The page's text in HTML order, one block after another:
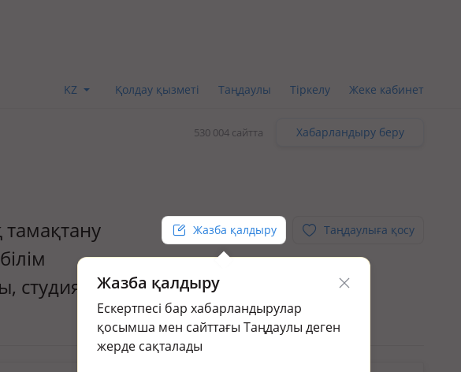
KZ Қолдау қызметі Таңдаулы Тіркелу Жеке кабинет
530 004 сайтта Хабарландыру беру
студиялар ·
Жазба қалдыру
Жазба қалдыру
Ескертпесі бар хабарландырулар
қосымша мен сайттағы Таңдаулы деген
жерде сақталады
Таңдаулыға қосу